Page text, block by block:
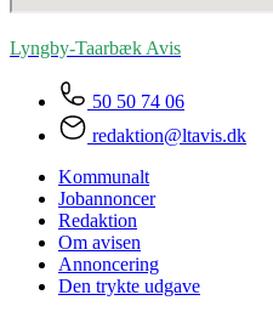
Lyngby-Taarbæk Avis
50 50 74 06
redaktion@ltavis.dk
Kommunalt
Jobannoncer
Redaktion
Om avisen
Annoncering
Den trykte udgave